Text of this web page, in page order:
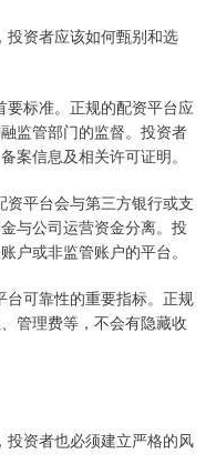
投资者应该如何甄别和选
标准。正规的配资平台应
监管部门的监督。投资者
案信息及相关许可证明。
平台会与第三方银行或支
与公司运营资金分离。投
户或非监管账户的平台。
台可靠性的重要指标。正规
管理费等，不会有隐藏收
投资者也必须建立严格的风